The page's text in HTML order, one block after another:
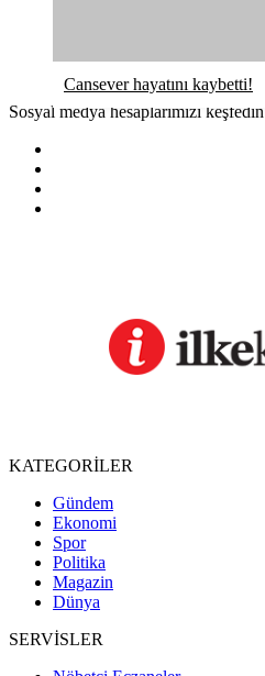
Cansever hayatını kaybetti!
Sosyal medya hesaplarımızı keşfedin
KATEGORİLER
Gündem
Ekonomi
Spor
Politika
Magazin
Dünya
SERVİSLER